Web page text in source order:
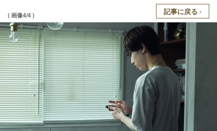
( 画像4/4 ) 記事に戻る